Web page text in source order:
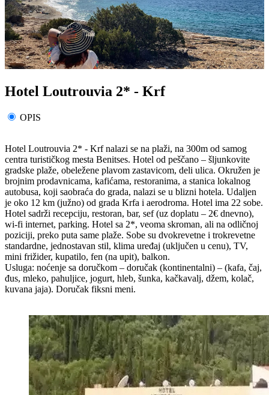
Hotel Loutrouvia 2* - Krf
OPIS
Hotel Loutrouvia 2* - Krfnalazi se na plaži, na 300m od samog
centra turističkog mesta Benitses. Hotel od peščano – šljunkovite
gradske plaže, obeležene plavom zastavicom, deli ulica. Okružen je
brojnim prodavnicama, kafićama, restoranima, a stanica lokalnog
autobusa, koji saobraća do grada, nalazi se u blizni hotela. Udaljen
je oko 12 km (južno) od grada Krfa i aerodroma. Hotel ima 22 sobe.
Hotel sadrži recepciju, restoran, bar, sef (uz doplatu – 2€ dnevno),
wi-fi internet, parking. Hotel sa 2*, veoma skroman, ali na odličnoj
poziciji, preko puta same plaže. Sobe su dvokrevetne i trokrevetne
standardne, jednostavan stil, klima uređaj (uključen u cenu), TV,
mini frižider, kupatilo, fen (na upit), balkon.
Usluga: noćenje sa doručkom – doručak (kontinentalni) – (kafa, čaj,
đus, mleko, pahuljice, jogurt, hleb, šunka, kačkavalj, džem, kolač,
kuvana jaja). Doručak fiksni meni.